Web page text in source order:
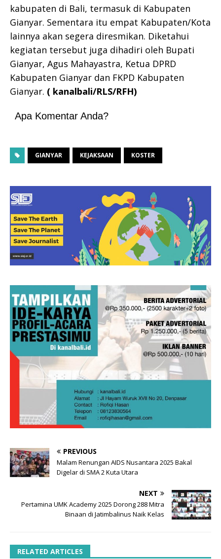
kabupaten di Bali, termasuk di Kabupaten
Gianyar. Sementara itu empat Kabupaten/Kota
lainnya akan segera diresmikan. Diketahui
kegiatan tersebut juga dihadiri oleh Bupati
Gianyar, Agus Mahayastra, Ketua DPRD
Kabupaten Gianyar dan FKPD Kabupaten
Gianyar. ( kanalbali/RLS/RFH)
Apa Komentar Anda?
GIANYAR KEJAKSAAN KOSTER
PREVIOUS
Malam Renungan AIDS Nusantara 2025 Bakal
Digelar di SMA 2 Kuta Utara
NEXT
Pertamina UMK Academy 2025 Dorong 288 Mitra
Binaan di Jatimbalinus Naik Kelas
RELATED ARTICLES